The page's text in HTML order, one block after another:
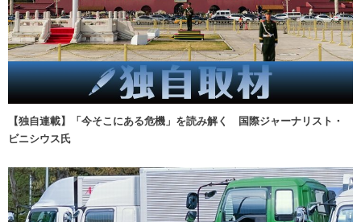
【独自連載】「今そこにある危機」を読み解く 国際ジャーナリスト・
ビニシウス氏